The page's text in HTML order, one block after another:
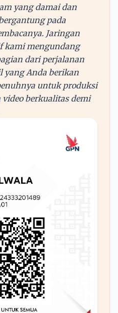
yang damai dan
pada
Jaringan
kami mengundang
dari perjalanan
Anda berikan
untuk produksi
berkualitas demi